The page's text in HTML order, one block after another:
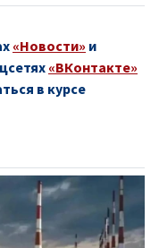
«Новости» и
«ВКонтакте»
в курсе